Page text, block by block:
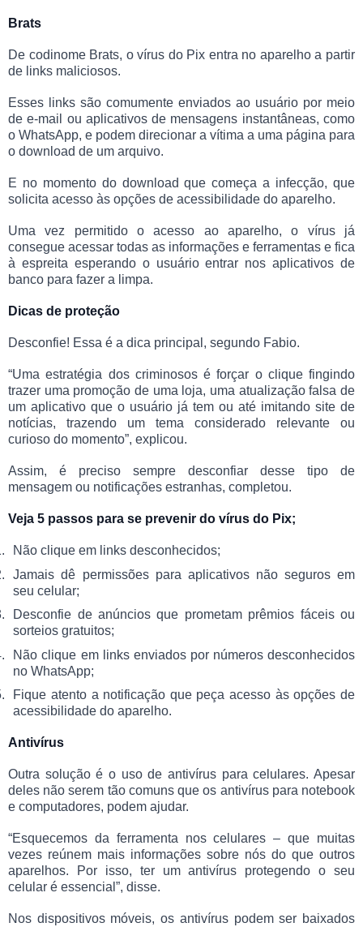
Brats
De codinome Brats, o vírus do Pix entra no aparelho a partir
de links maliciosos.
Esses links são comumente enviados ao usuário por meio
de e-mail ou aplicativos de mensagens instantâneas, como
o WhatsApp, e podem direcionar a vítima a uma página para
o download de um arquivo.
E no momento do download que começa a infecção, que
solicita acesso às opções de acessibilidade do aparelho.
Uma vez permitido o acesso ao aparelho, o vírus já
consegue acessar todas as informações e ferramentas e fica
à espreita esperando o usuário entrar nos aplicativos de
banco para fazer a limpa.
Dicas de proteção
Desconfie! Essa é a dica principal, segundo Fabio.
“Uma estratégia dos criminosos é forçar o clique fingindo
trazer uma promoção de uma loja, uma atualização falsa de
um aplicativo que o usuário já tem ou até imitando site de
notícias, trazendo um tema considerado relevante ou
curioso do momento”, explicou.
Assim, é preciso sempre desconfiar desse tipo de
mensagem ou notificações estranhas, completou.
Veja 5 passos para se prevenir do vírus do Pix;
Não clique em links desconhecidos;
Jamais dê permissões para aplicativos não seguros em
seu celular;
Desconfie de anúncios que prometam prêmios fáceis ou
sorteios gratuitos;
Não clique em links enviados por números desconhecidos
no WhatsApp;
Fique atento a notificação que peça acesso às opções de
acessibilidade do aparelho.
Antivírus
Outra solução é o uso de antivírus para celulares. Apesar
deles não serem tão comuns que os antivírus para notebook
e computadores, podem ajudar.
“Esquecemos da ferramenta nos celulares – que muitas
vezes reúnem mais informações sobre nós do que outros
aparelhos. Por isso, ter um antivírus protegendo o seu
celular é essencial”, disse.
Nos dispositivos móveis, os antivírus podem ser baixados